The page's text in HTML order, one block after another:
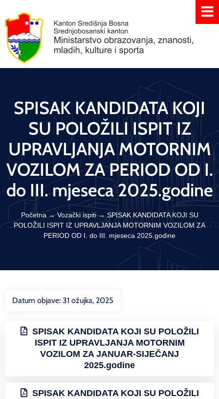
SPISAK KANDIDATA KOJI
SU POLOŽILI ISPIT IZ
UPRAVLJANJA MOTORNIM
VOZILOM ZA PERIOD OD I.
do III. mjeseca 2025.godine
Početna →Vozački ispiti→SPISAK KANDIDATA KOJI SU
POLOŽILI ISPIT IZ UPRAVLJANJA MOTORNIM VOZILOM ZA
PERIOD OD I. do III. mjeseca 2025.godine
Datum objave: 31 ožujka, 2025
SPISAK KANDIDATA KOJI SU POLOŽILI
ISPIT IZ UPRAVLJANJA MOTORNIM
VOZILOM ZA JANUAR-SIJEČANJ
2025.godine
SPISAK KANDIDATA KOJI SU POLOŽILI